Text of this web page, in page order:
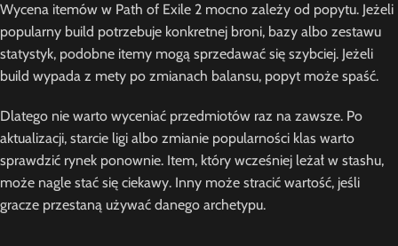
Wycena itemów w Path of Exile 2 mocno zależy od popytu. Jeżeli
popularny build potrzebuje konkretnej broni, bazy albo zestawu
statystyk, podobne itemy mogą sprzedawać się szybciej. Jeżeli
build wypada z mety po zmianach balansu, popyt może spaść.
Dlatego nie warto wyceniać przedmiotów raz na zawsze. Po
aktualizacji, starcie ligi albo zmianie popularności klas warto
sprawdzić rynek ponownie. Item, który wcześniej leżał w stashu,
może nagle stać się ciekawy. Inny może stracić wartość, jeśli
gracze przestaną używać danego archetypu.